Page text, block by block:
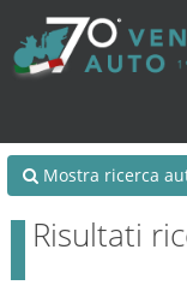
Mostra ricerca
Risultati